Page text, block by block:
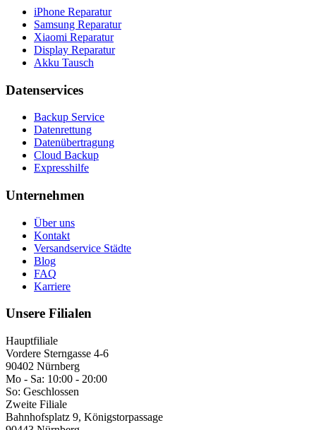
iPhone Reparatur
Samsung Reparatur
Xiaomi Reparatur
Display Reparatur
Akku Tausch
Datenservices
Backup Service
Datenrettung
Datenübertragung
Cloud Backup
Expresshilfe
Unternehmen
Über uns
Kontakt
Versandservice Städte
Blog
FAQ
Karriere
Unsere Filialen
Hauptfiliale
Vordere Sterngasse 4-6
90402 Nürnberg
Mo - Sa: 10:00 - 20:00
So: Geschlossen
Zweite Filiale
Bahnhofsplatz 9, Königstorpassage